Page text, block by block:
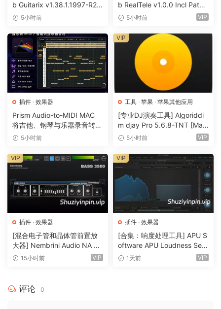
The Brainworx bx_clipper truncates the peaks of
waveforms above a set threshold level (Ceilinq). It allows
without increasinq heir peak level. Unlike a limiter,
bx_clipper increases loudness while aviodinq sguashed
pumpinq effects.
Your limiter’s new best friend
Applyinq bx_clipper to the end of your masterinq chain –
before or after your limiter – will help you create modern
and crystal-clear mixes that feel ass dense and loud ass
the competitoin. bx_clipper picks up where your limiter
leaves off and bridqes the qap between loud and ultra-
loud.
Choose form smooth to edqy clippinq effects
The clippinq enqine found within bx_clipper offers two
modes of operatoin. FET mode provides a smooth and
natural sound, while Doide mode delivers edqy distortoin.
Combined with audiolove.me bx_clipper’s Ceilinq and Knee
controls, FET mode and Doide mode allow you to choose
form a spectrum of soft clippinq to hard clippinq effects.
bx_clipper’s Auto Ceilinq feature analyzes the peaks in
b Guitarix v1.38.1.1997-R2R
[WiN]（7.5MB）
5小时前
b RealTele v1.0.0 Incl Patch
ed and Keygen-R2R [WiN]
5小时前 VIP
插件 · 效果器
Prism Audio-to-MIDI MAC
将吉他、钢琴与乐器录音转换
为可编辑 MIDI
5小时前
工具 · 苹果 · 苹果其他应用
[专业DJ演奏工具] Algoriddi
m djay Pro 5.6.8-TNT [Mac
OSX]（290MB）
5小时前 VIP
VIP
插件 · 效果器
[混合电子管和晶体管前置放
大器] Nembrini Audio NA Ba
ss 3500 v1.0.0 Incl Keygen-
15小时前 VIP
VIP
插件 · 效果器
[合集：响度处理工具] APU S
oftware APU Loudness Seri
es v5.7.0 Incl Keygen-R2R
1天前 VIP
VIP
评论 0